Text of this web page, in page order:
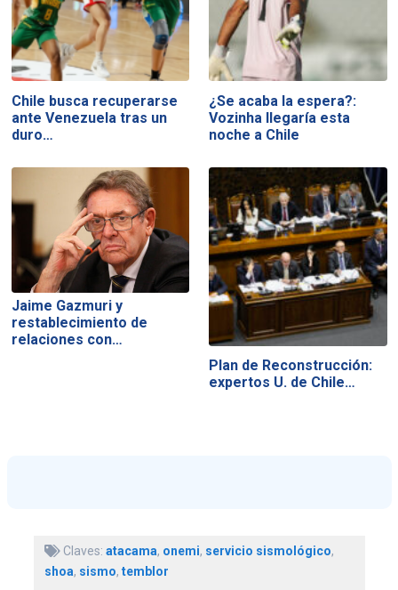
Chile busca recuperarse
ante Venezuela tras un
duro…
¿Se acaba la espera?:
Vozinha llegaría esta
noche a Chile
Jaime Gazmuri y
restablecimiento de
relaciones con…
Plan de Reconstrucción:
expertos U. de Chile…
Claves: atacama, onemi, servicio sismológico,
shoa, sismo, temblor